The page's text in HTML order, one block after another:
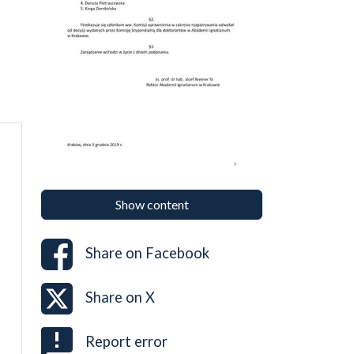
Show content
Share on Facebook
Share on X
Report error